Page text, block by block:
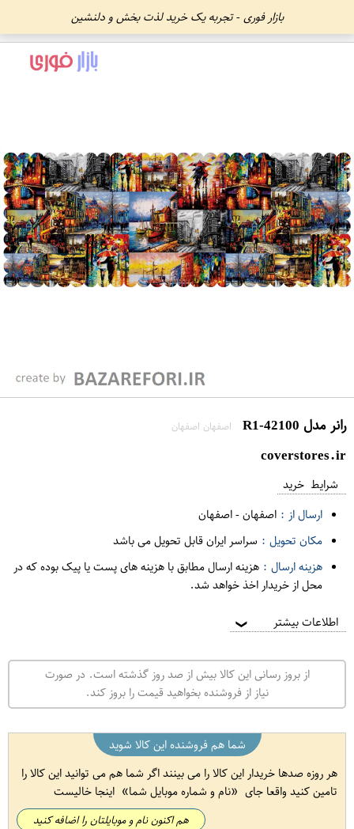
بازار فوری - تجربه یک خرید لذت بخش و دلنشین
رانر مدل R1-42100 اصفهان اصفهان
coverstores.ir
شرایط خرید
ارسال از : اصفهان-اصفهان
مکان تحویل : سراسر ایران قابل تحویل می باشد
هزینه ارسال : هزینه ارسال مطابق با هزینه های پست یا پیک بوده که در
محل از خریدار اخذ خواهد شد.
اطلاعات بیشتر ❯
از بروز رسانی این کالا بیش از صد روز گذشته است. در صورت
نیاز از فروشنده بخواهید قیمت را بروز کند.
شما هم فروشنده این کالا شوید
هر روزه صدها خریدار این کالا را می بینند اگر شما هم می توانید این کالا را
تامین کنید واقعا جای
نام و شماره موبایل شما اینجا خالیست
هم اکنون نام و موبایلتان را اضافه کنید